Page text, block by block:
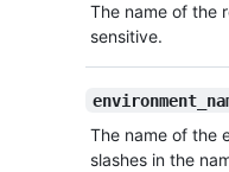
The name of the
sensitive.
The name of the
slashes in the